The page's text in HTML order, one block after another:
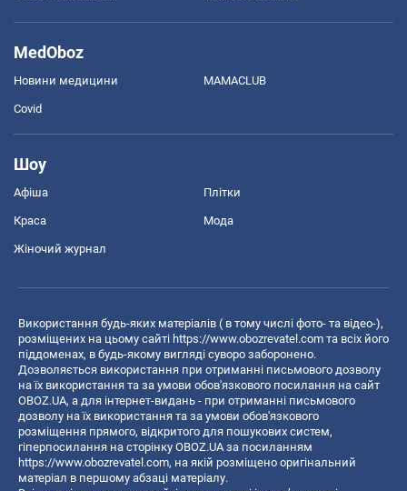
MedOboz
Новини медицини MAMACLUB
Covid
Шоу
Афіша Плітки
Краса Мода
Жіночий журнал
Використання будь-яких матеріалів ( в тому числі фото- та відео-),
розміщених на цьому сайті https://www.obozrevatel.com та всіх його
піддоменах, в будь-якому вигляді суворо заборонено.
Дозволяється використання при отриманні письмового дозволу
на їх використання та за умови обов'язкового посилання на сайт
OBOZ.UA, а для інтернет-видань - при отриманні письмового
дозволу на їх використання та за умови обов'язкового
розміщення прямого, відкритого для пошукових систем,
гіперпосилання на сторінку OBOZ.UA за посиланням
https://www.obozrevatel.com, на якій розміщено оригінальний
матеріал в першому абзаці матеріалу.